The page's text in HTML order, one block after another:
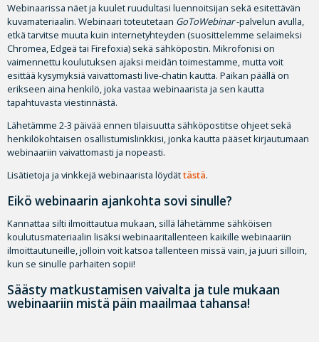
Webinaarissa näet ja kuulet ruudultasi luennoitsijan sekä esitettävän
kuvamateriaalin. Webinaari toteutetaan GoToWebinar-palvelun avulla,
etkä tarvitse muuta kuin internetyhteyden (suosittelemme selaimeksi
Chromea, Edgeä tai Firefoxia) sekä sähköpostin. Mikrofonisi on
vaimennettu koulutuksen ajaksi meidän toimestamme, mutta voit
esittää kysymyksiä vaivattomasti live-chatin kautta. Paikan päällä on
erikseen aina henkilö, joka vastaa webinaarista ja sen kautta
tapahtuvasta viestinnästä.
Lähetämme 2-3 päivää ennen tilaisuutta sähköpostitse ohjeet sekä
henkilökohtaisen osallistumislinkkisi, jonka kautta pääset kirjautumaan
webinaariin vaivattomasti ja nopeasti.
Lisätietoja ja vinkkejä webinaarista löydättästä.
Eikö webinaarin ajankohta sovi sinulle?
Kannattaa silti ilmoittautua mukaan, sillä lähetämme sähköisen
koulutusmateriaalin lisäksi webinaaritallenteen kaikille webinaariin
ilmoittautuneille, jolloin voit katsoa tallenteen missä vain, ja juuri silloin,
kun se sinulle parhaiten sopii!
Säästy matkustamisen vaivalta ja tule mukaan
webinaariin mistä päin maailmaa tahansa!